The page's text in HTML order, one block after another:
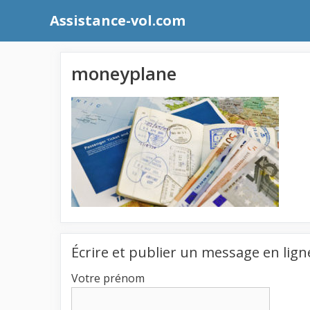
contenu
Assistance-vol.com
moneyplane
Écrire et publier un message en
Votre prénom